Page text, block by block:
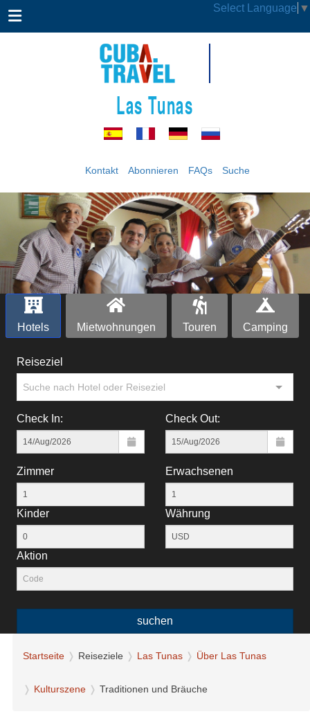
Select Language ▼
Las Tunas
Kontakt Abonnieren FAQs Suche
‹ ›
Hotels Mietwohnungen Touren Camping
Reiseziel
Suche nach Hotel oder Reiseziel
Check In: Check Out:
Zimmer Erwachsenen
Kinder Währung
Aktion
suchen
Startseite Reiseziele Las Tunas Über Las Tunas
Kulturszene Traditionen und Bräuche